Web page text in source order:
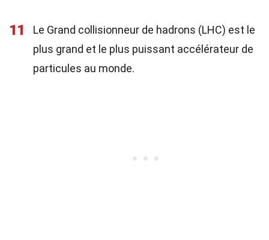
11
Le Grand collisionneur de hadrons (LHC) est le
plus grand et le plus puissant accélérateur de
particules au monde.